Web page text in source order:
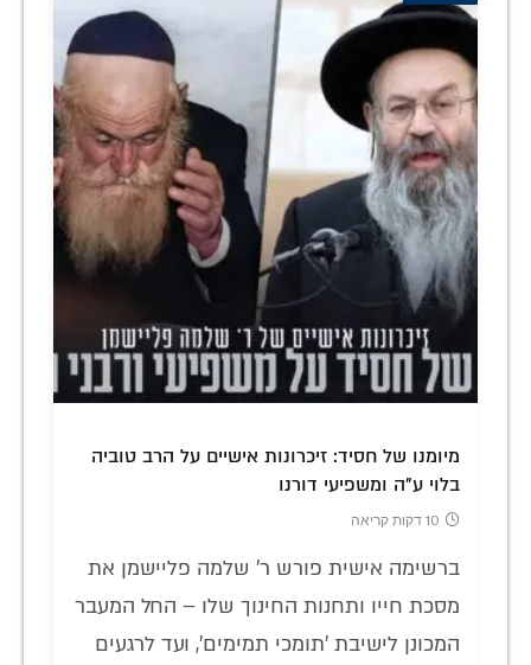
מיומנו של חסיד: זיכרונות אישיים על הרב טוביה
בלוי ע"ה ומשפיעי דורנו
10 דקות קריאה
ברשימה אישית פורש ר' שלמה פליישמן את
מסכת חייו ותחנות החינוך שלו – החל המעבר
המכונן לישיבת 'תומכי תמימים', ועד לרגעים